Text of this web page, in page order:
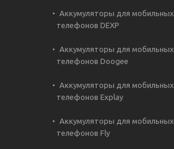
Аккумуляторы для мобильных
телефонов DEXP
Аккумуляторы для мобильных
телефонов Doogee
Аккумуляторы для мобильных
телефонов Explay
Аккумуляторы для мобильных
телефонов Fly